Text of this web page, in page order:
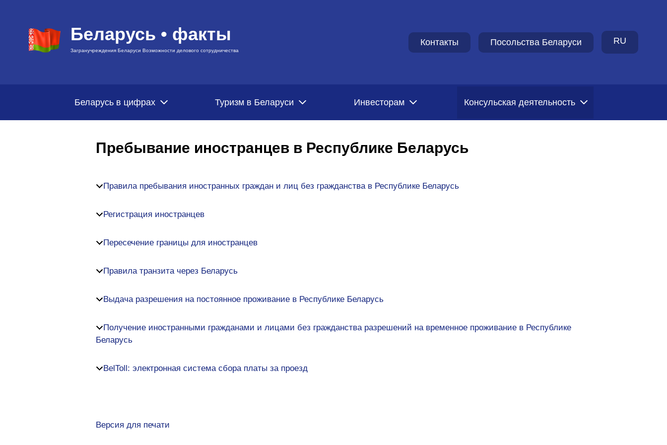
Беларусь • факты
Загранучреждения Беларуси Возможности делового сотрудничества
Контакты Посольства Беларуси RU
Беларусь в цифрах Туризм в Беларуси Инвесторам Консульская деятельность
Пребывание иностранцев в Республике Беларусь
Правила пребывания иностранных граждан и лиц без гражданства в Республике Беларусь
Регистрация иностранцев
Пересечение границы для иностранцев
Правила транзита через Беларусь
Выдача разрешения на постоянное проживание в Республике Беларусь
Получение иностранными гражданами и лицами без гражданства разрешений на временное проживание в Республике
Беларусь
BelToll: электронная система сбора платы за проезд
Версия для печати